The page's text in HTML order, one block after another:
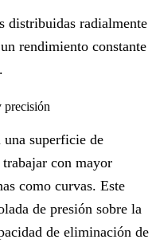
distribuidas radialmente
rendimiento constante
precisión
superficie de
con mayor
como curvas. Este
de presión sobre la
de eliminación de